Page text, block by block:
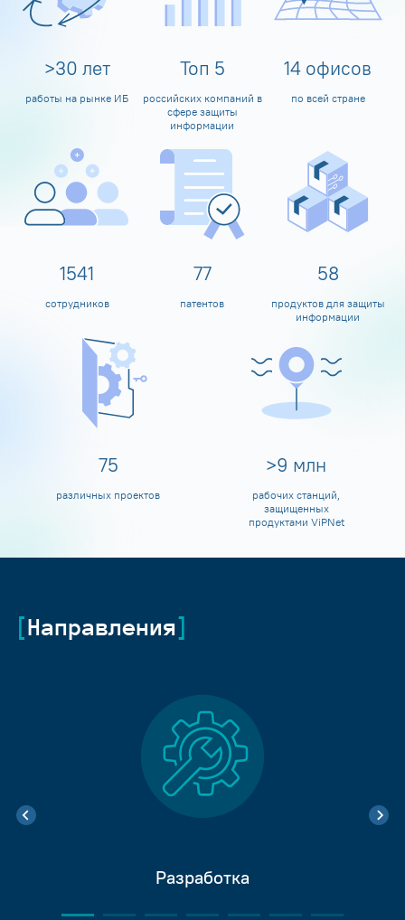
>30 лет
работы на рынке ИБ
Топ 5
российских компаний в
сфере защиты
информации
14 офисов
по всей стране
1600
сотрудников
80
патентов
60
продуктов для защиты
информации
80
различных проектов
>10 млн
рабочих станций,
защищенных
продуктами ViPNet
Направления
Разработка